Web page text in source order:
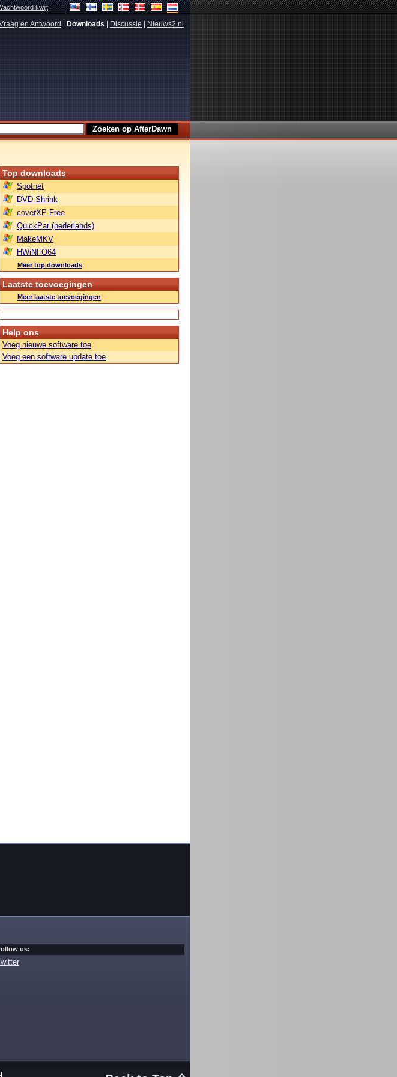
kwijt
en Antwoord Downloads Discussie Nieuws2.nl
Top downloads
Spotnet
DVD Shrink
coverXP Free
QuickPar (nederlands)
MakeMKV
HWiNFO64
Meer top downloads
Laatste toevoegingen
Meer laatste toevoegingen
Help ons
Voeg nieuwe software toe
Voeg een software update toe
us: